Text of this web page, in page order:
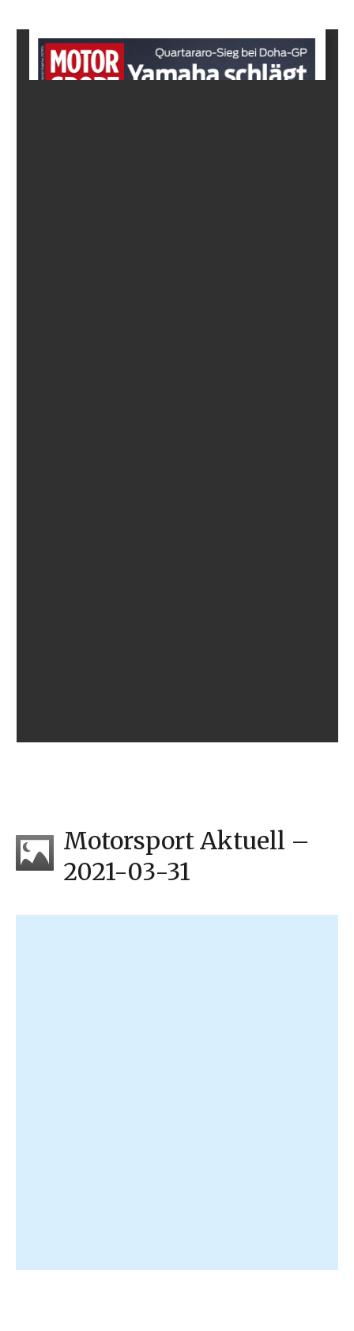
Motorsport Aktuell –
2021-03-31